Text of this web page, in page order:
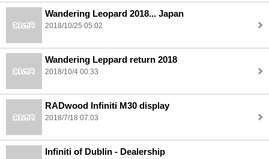
Wandering Leopard 2018... Japan
2018/10/25 05:02
Wandering Leppard return 2018
2018/10/4 00:33
RADwood Infiniti M30 display
2018/7/18 07:03
Infiniti of Dublin - Dealership